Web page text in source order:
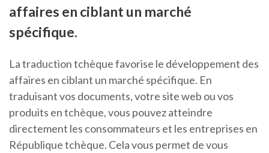
affaires en ciblant un marché
spécifique.
La traduction tchèque favorise le développement des
affaires en ciblant un marché spécifique. En
traduisant vos documents, votre site web ou vos
produits en tchèque, vous pouvez atteindre
directement les consommateurs et les entreprises en
République tchèque. Cela vous permet de vous